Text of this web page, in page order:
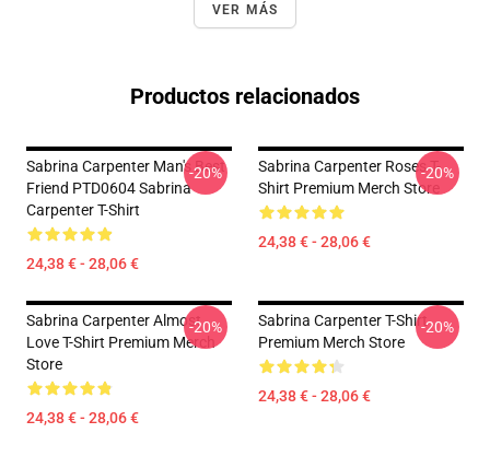
VER MÁS
Productos relacionados
Sabrina Carpenter Man's Best
Friend PTD0604 Sabrina
Carpenter T-Shirt
24,38 € - 28,06 €
-20%
Sabrina Carpenter Roses T-
Shirt Premium Merch Store
24,38 € - 28,06 €
-20%
Sabrina Carpenter Almost
Love T-Shirt Premium Merch
Store
24,38 € - 28,06 €
-20%
Sabrina Carpenter T-Shirt
Premium Merch Store
24,38 € - 28,06 €
-20%